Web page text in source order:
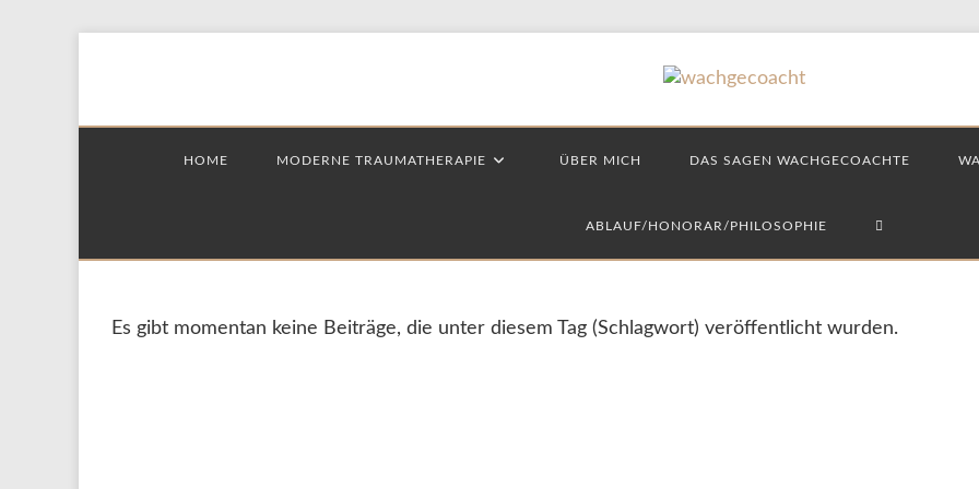
HOME MODERNE TRAUMATHERAPIE ÜBER MICH DAS SAGEN WACHGECOACHTE
ABLAUF/HONORAR/PHILOSOPHIE TOGGLE
Es gibt momentan keine Beiträge, die unter diesem Tag (Schlagwort) veröffentlicht wurden.